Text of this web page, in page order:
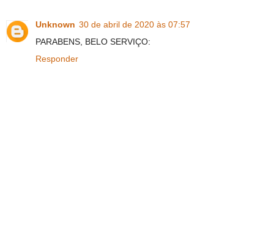
Unknown 30 de abril de 2020 às 07:57
PARABENS, BELO SERVIÇO:
Responder